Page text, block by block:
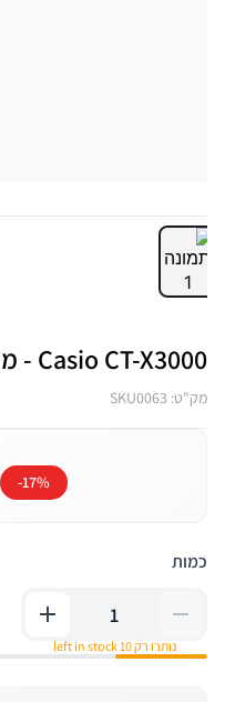
Casio CT-X3000 - מרום כלי נגינה
מק"ט: SKU0063
-17%
כמות
נותרו רק 10 left in stock